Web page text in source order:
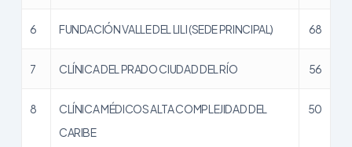
6 FUNDACIÓN VALLE DEL LILI (SEDE PRINCIPAL) 68
7 CLÍNICA DEL PRADO CIUDAD DEL RÍO 56
8
CLÍNICA MÉDICOS ALTA COMPLEJIDAD DEL
CARIBE
50